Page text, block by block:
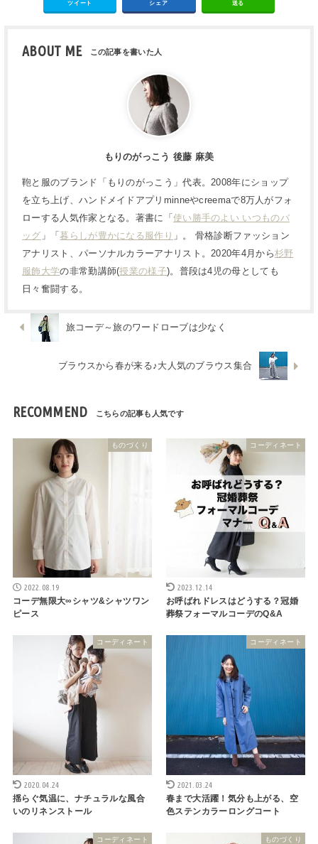
ツイート シェア 送る
ABOUT ME
もりのがっこう 後藤 麻美
鞄と服のブランド「もりのがっこう」代表。2008年にショップ
を立ち上げ、ハンドメイドアプリminneやcreemaで8万人がフォ
ローする人気作家となる。著書に「使い勝手のよい いつものバ
ッグ 」「暮らしが豊かになる服作り 」。 骨格診断ファッション
アナリスト、パーソナルカラーアナリスト。2020年4月から杉野
服飾大学の非常勤講師(授業の様子)。普段は4児の母としても
日々奮闘する。
旅コーデ～旅のワードローブは少なく
ブラウスから春が来る♪大人気のブラウス集合
RECOMMEND
ものづくり
2022.08.19
コーデ無限大∞シャツ&シャツワン
ピース
コーディネート
2023.12.14
お呼ばれドレスはどうする？冠婚
葬祭フォーマルコーデのQ&A
コーディネート
2020.04.24
揺らぐ気温に、ナチュラルな風合
いのリネンストール
コーディネート
2021.03.24
春まで大活躍！気分も上がる、空
色ステンカラーロングコート
コーディネート ものづくり